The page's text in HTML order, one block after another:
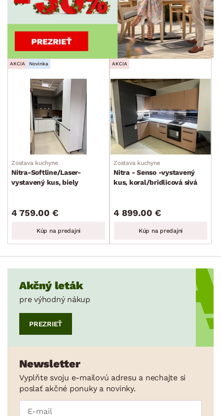
AKCIA Novinka
Zostava kuchyne
Nitra-Softline/Laser-
vystavený kus, biely
4 759.00 €
Kúp na predajni
AKCIA
Zostava kuchyne
Nitra - Senso -vystavený
kus, koral/bridlicová sivá
4 899.00 €
Kúp na predajni
Akčný leták
pre výhodný nákup
PREZRIEŤ
Newsletter
Vyplňte svoju e-mailovú adresu a nechajte si
poslať akčné ponuky a novinky.